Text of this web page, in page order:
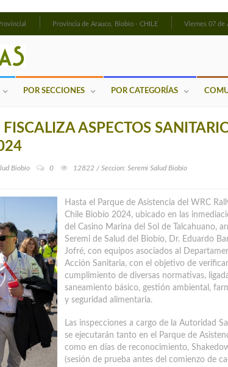
Provincia de Arauco, Biobío - CHILE Viernes 07 de
POR SECCIONES POR CATEGORÍAS
ASPECTOS
Biobío 0 12822 / Seccion: Seremi Salud Biobío
Hasta el Parque de Asistencia del WRC
Chile Biobío 2024, ubicado en las
del Casino Marina del Sol de Talcahuano,
Seremi de Salud del Biobío, Dr. Eduardo
Jofré, con equipos asociados al
Acción Sanitaria, con el objetivo de verificar
cumplimiento de diversas normativas,
saneamiento básico, gestión ambiental,
y seguridad alimentaria.
Las inspecciones a cargo de la Autoridad
se ejecutarán tanto en el Parque de
como en días de reconocimiento,
(sesión de prueba antes del comienzo de